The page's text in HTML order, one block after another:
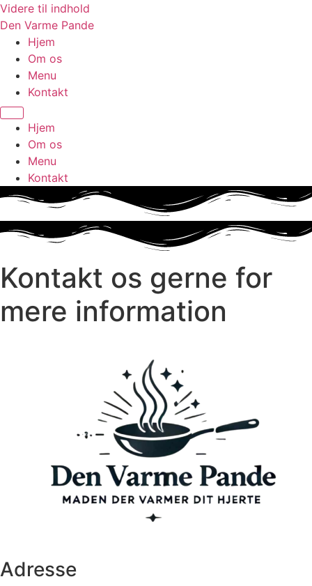
Videre til indhold
Den Varme Pande
Hjem
Om os
Menu
Kontakt
Hjem
Om os
Menu
Kontakt
Kontakt os gerne for
mere information
Adresse